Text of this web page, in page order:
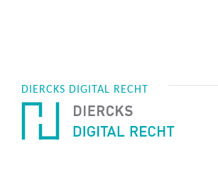
DIERCKS DIGITAL RECHT